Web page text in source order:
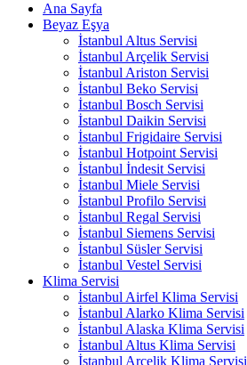
Ana Sayfa
Beyaz Eşya
İstanbul Altus Servisi
İstanbul Arçelik Servisi
İstanbul Ariston Servisi
İstanbul Beko Servisi
İstanbul Bosch Servisi
İstanbul Daikin Servisi
İstanbul Frigidaire Servisi
İstanbul Hotpoint Servisi
İstanbul İndesit Servisi
İstanbul Miele Servisi
İstanbul Profilo Servisi
İstanbul Regal Servisi
İstanbul Siemens Servisi
İstanbul Süsler Servisi
İstanbul Vestel Servisi
Klima Servisi
İstanbul Airfel Klima Servisi
İstanbul Alarko Klima Servisi
İstanbul Alaska Klima Servisi
İstanbul Altus Klima Servisi
İstanbul Arçelik Klima Servisi